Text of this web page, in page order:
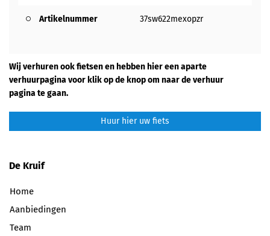
Artikelnummer 37sw622mexopzr
Wij verhuren ook fietsen en hebben hier een aparte
verhuurpagina voor klik op de knop om naar de verhuur
pagina te gaan.
Huur hier uw fiets
De Kruif
Home
Aanbiedingen
Team